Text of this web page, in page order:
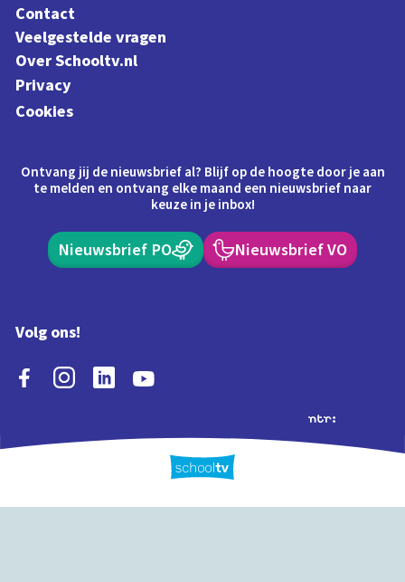
Contact
Veelgestelde vragen
Over Schooltv.nl
Privacy
Cookies
Ontvang jij de nieuwsbrief al? Blijf op de hoogte door je aan
te melden en ontvang elke maand een nieuwsbrief naar
keuze in je inbox!
Nieuwsbrief PO Nieuwsbrief VO
Volg ons!